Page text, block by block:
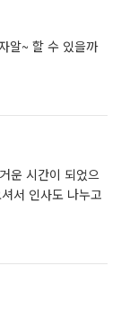
알~ 할 수 있을까
운 시간이 되었으
서 인사도 나누고